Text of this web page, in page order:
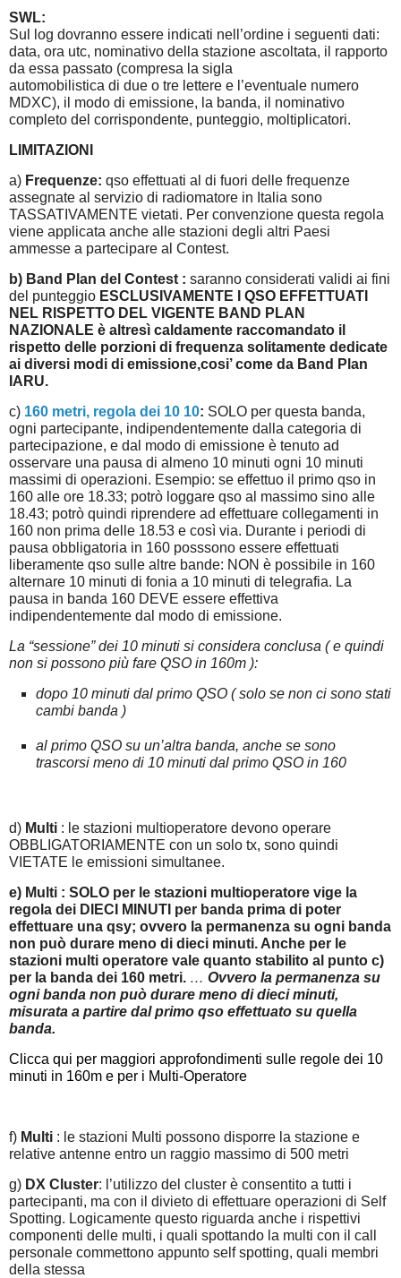
SWL:
Sul log dovranno essere indicati nell’ordine i seguenti dati:
data, ora utc, nominativo della stazione ascoltata, il rapporto
da essa passato (compresa la sigla
automobilistica di due o tre lettere e l’eventuale numero
MDXC), il modo di emissione, la banda, il nominativo
completo del corrispondente, punteggio, moltiplicatori.
LIMITAZIONI
a) Frequenze: qso effettuati al di fuori delle frequenze
assegnate al servizio di radiomatore in Italia sono
TASSATIVAMENTE vietati. Per convenzione questa regola
viene applicata anche alle stazioni degli altri Paesi
ammesse a partecipare al Contest.
b) Band Plan del Contest : saranno considerati validi ai fini
del punteggio ESCLUSIVAMENTE
I QSO EFFETTUATI
NEL RISPETTO DEL VIGENTE BAND PLAN
NAZIONALE è altresì caldamente raccomandato il
rispetto delle porzioni di frequenza solitamente dedicate
ai diversi modi di emissione,cosi’ come da Band Plan
IARU.
c) 160 metri, regola dei 10 10: SOLO per questa banda,
ogni partecipante, indipendentemente dalla categoria di
partecipazione, e dal modo di emissione è tenuto ad
osservare una pausa di almeno 10 minuti ogni 10 minuti
massimi di operazioni. Esempio: se effettuo il primo qso in
160 alle ore 18.33; potrò loggare qso al massimo sino alle
18.43; potrò quindi riprendere ad effettuare collegamenti in
160 non prima delle 18.53 e così via. Durante i periodi di
pausa obbligatoria in 160 posssono essere effettuati
liberamente qso sulle altre bande: NON è possibile in 160
alternare 10 minuti di fonia a 10 minuti di telegrafia. La
pausa in banda 160 DEVE essere effettiva
indipendentemente dal modo di emissione.
La “sessione” dei 10 minuti si considera conclusa ( e quindi
non si possono più fare QSO in 160m ):
dopo 10 minuti dal primo QSO ( solo se non ci sono stati
cambi banda )
al primo QSO su un’altra banda, anche se sono
trascorsi meno di 10 minuti dal primo QSO in 160
d) Multi : le stazioni multioperatore devono operare
OBBLIGATORIAMENTE con un solo tx, sono quindi
VIETATE le emissioni simultanee.
e) Multi : SOLO per le stazioni multioperatore vige la
regola dei DIECI MINUTI per banda prima di poter
effettuare una qsy; ovvero la permanenza su ogni banda
non può durare meno di dieci minuti. Anche per le
stazioni multi operatore vale quanto stabilito al punto c)
per la banda dei 160 metri. … Ovvero la permanenza su
ogni banda non può durare meno di dieci minuti,
misurata a partire dal primo qso effettuato su quella
banda.
Clicca qui per maggiori approfondimenti sulle regole dei 10
minuti in 160m e per i Multi-Operatore
f) Multi : le stazioni Multi possono disporre la stazione e
relative antenne entro un raggio massimo di 500 metri
g) DX Cluster: l’utilizzo del cluster è consentito a tutti i
partecipanti, ma con il divieto di effettuare operazioni di Self
Spotting. Logicamente questo riguarda anche i rispettivi
componenti delle multi, i quali spottando la multi con il call
personale commettono appunto self spotting, quali membri
della stessa